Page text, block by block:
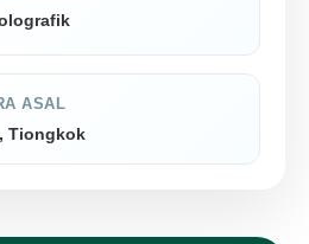
ASAL
Tiongkok